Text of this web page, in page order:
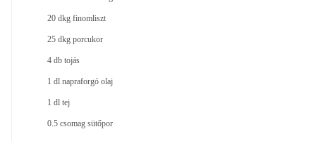
20 dkg finomliszt
25 dkg porcukor
4 db tojás
1 dl napraforgó olaj
1 dl tej
0.5 csomag sütőpor